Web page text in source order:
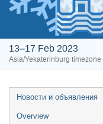
13–17 Feb 2023
Asia/Yekaterinburg timezone
Event
menu
Новости и объявления
Overview